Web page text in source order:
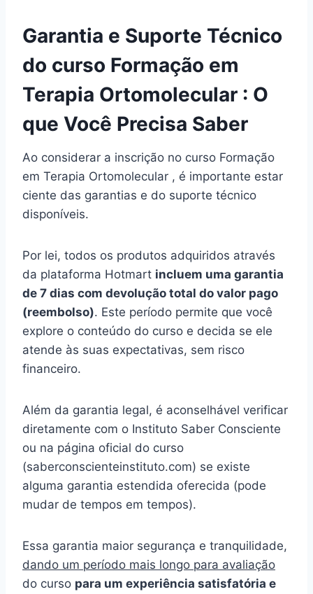
Garantia e Suporte Técnico
do curso Formação em
Terapia Ortomolecular : O
que Você Precisa Saber
Ao considerar a inscrição no curso Formação
em Terapia Ortomolecular , é importante estar
ciente das garantias e do suporte técnico
disponíveis.
Por lei, todos os produtos adquiridos através
da plataforma Hotmart incluem uma garantia
de 7 dias com devolução total do valor pago
(reembolso). Este período permite que você
explore o conteúdo do curso e decida se ele
atende às suas expectativas, sem risco
financeiro.
Além da garantia legal, é aconselhável verificar
diretamente com o Instituto Saber Consciente
ou na página oficial do curso
(saberconscienteinstituto.com) se existe
alguma garantia estendida oferecida (pode
mudar de tempos em tempos).
Essa garantia maior segurança e tranquilidade,
dando um período mais longo para avaliação
do curso para um experiência satisfatória e